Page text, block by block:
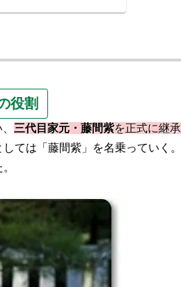
役割
三代目家元・藤間紫を正式に継承
ては「藤間紫」を名乗っていく。